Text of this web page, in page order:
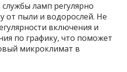
ламп регулярно
от пыли и водорослей. Не
включения и
по графику, что поможет
микроклимат в